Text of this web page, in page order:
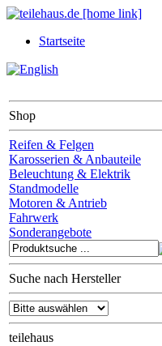
Startseite
Shop
Reifen & Felgen
Karosserien & Anbauteile
Beleuchtung & Elektrik
Standmodelle
Motoren & Antrieb
Fahrwerk
Sonderangebote
Suche nach Hersteller
teilehaus